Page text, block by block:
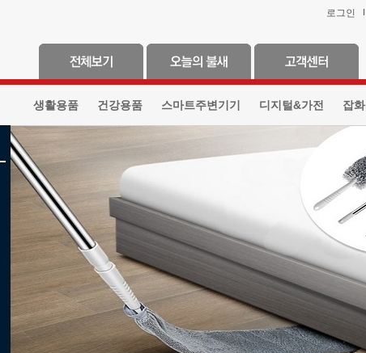
로그인
생활용품 건강용품 스마트주변기기 디지털&가전 잡화